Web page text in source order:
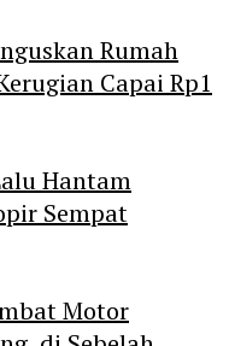
Rumah
Capai Rp1
Hantam
Sempat
Motor